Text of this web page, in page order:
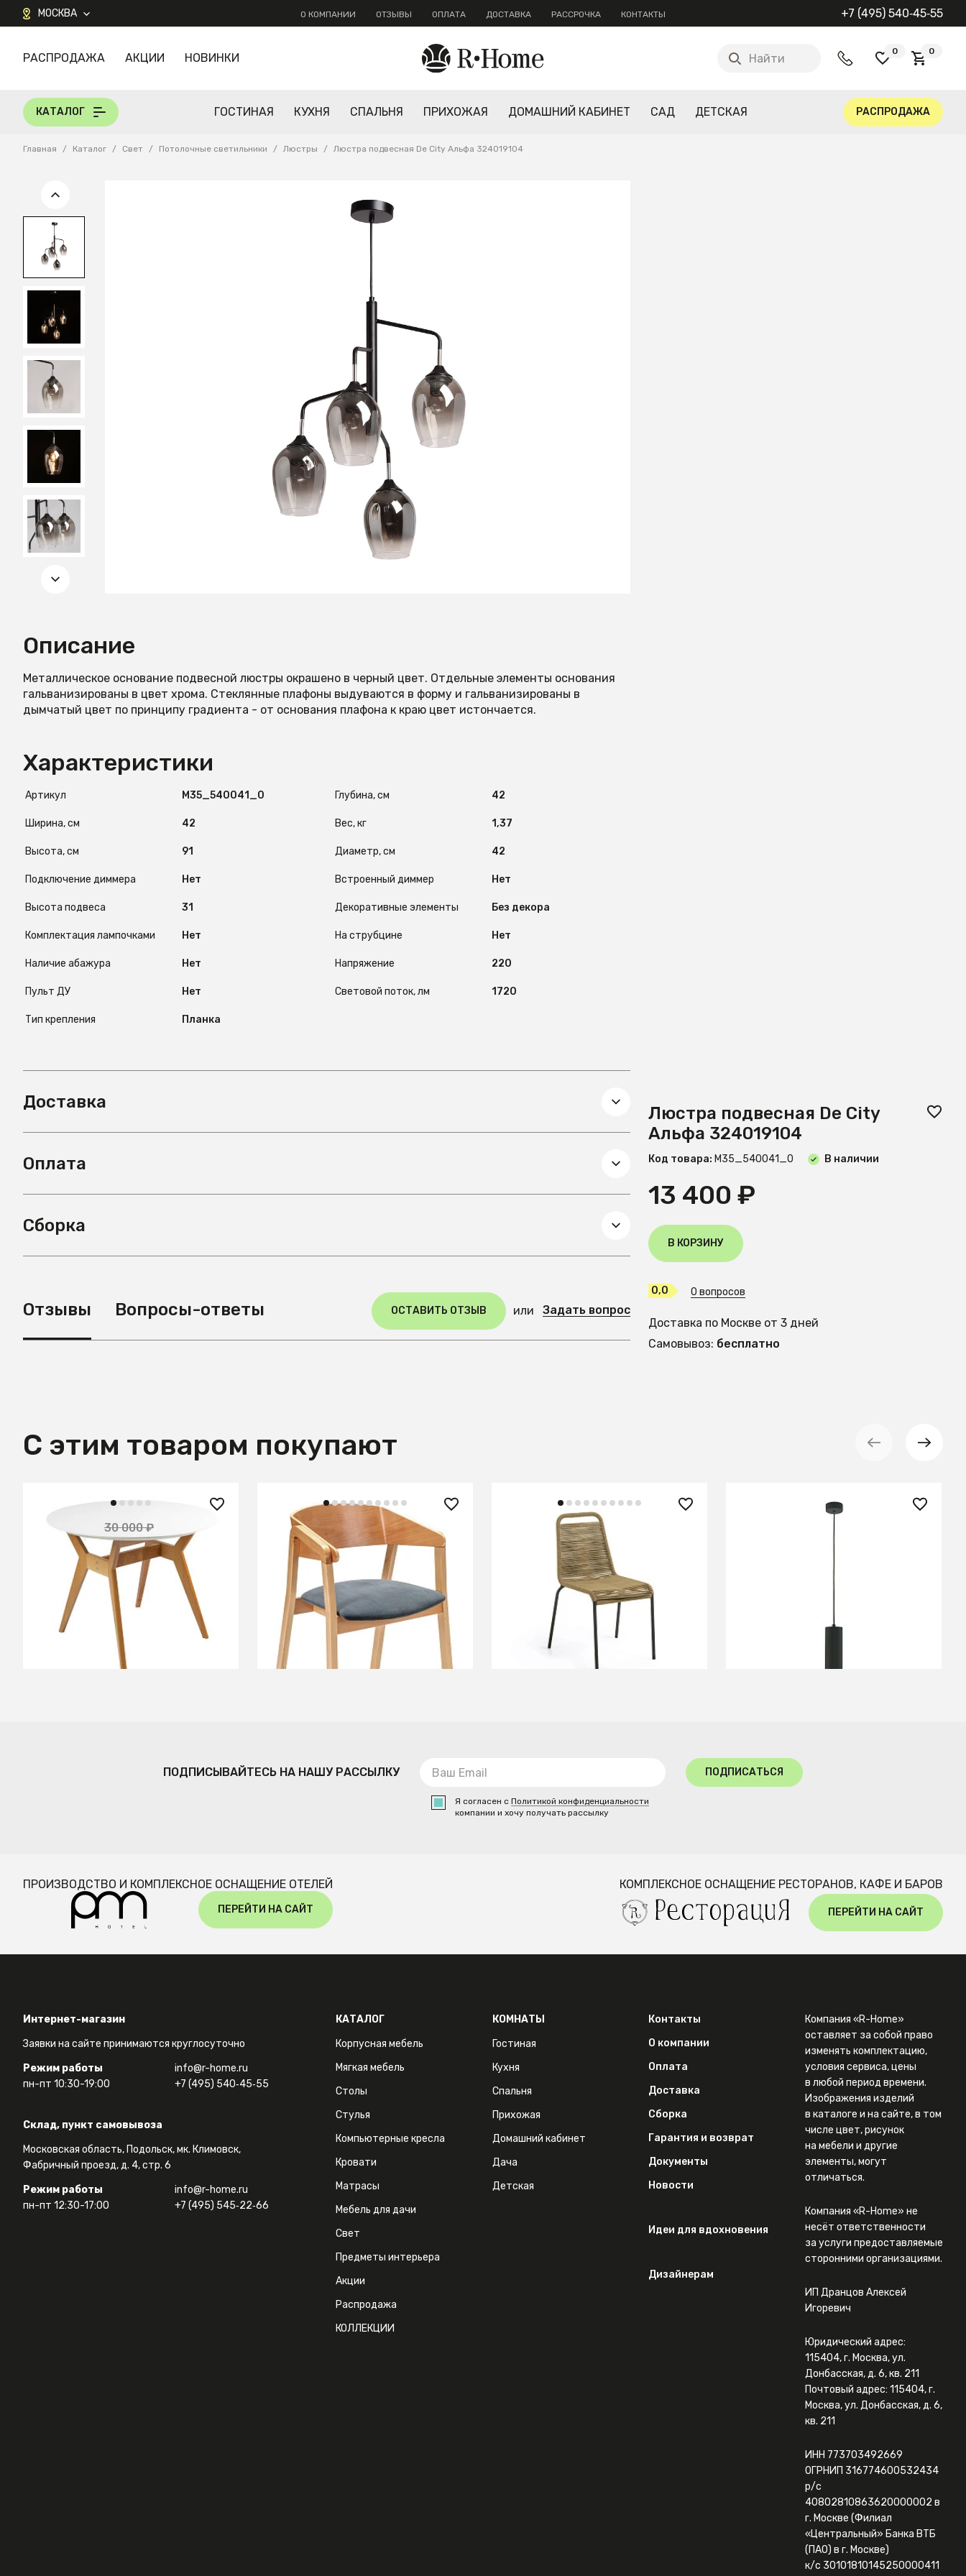
МОСКВА О КОМПАНИИ ОТЗЫВЫ ОПЛАТА ДОСТАВКА РАССРОЧКА КОНТАКТЫ +7 (495) 540‑45‑55
КАТАЛОГ
РАСПРОДАЖА АКЦИИ НОВИНКИ Найти
0 0
КАТАЛОГ ГОСТИНАЯ КУХНЯ СПАЛЬНЯ ПРИХОЖАЯ ДОМАШНИЙ КАБИНЕТ САД ДЕТСКАЯ РАСПРОДАЖА
Главная / Каталог / Свет / Потолочные светильники / Люстры / Люстра подвесная De City Альфа 324019104
Описание
Металлическое основание подвесной люстры окрашено в черный цвет. Отдельные элементы основания
гальванизированы в цвет хрома. Стеклянные плафоны выдуваются в форму и гальванизированы в
дымчатый цвет по принципу градиента - от основания плафона к краю цвет истончается.
Характеристики
Артикул М35_540041_0
Ширина, см 42
Высота, см 91
Подключение диммера Нет
Высота подвеса 31
Комплектация лампочками Нет
Наличие абажура Нет
Пульт ДУ Нет
Тип крепления Планка
Глубина, см 42
Вес, кг 1,37
Диаметр, см 42
Встроенный диммер Нет
Декоративные элементы Без декора
На струбцине Нет
Напряжение 220
Световой поток, лм 1720
Доставка
Оплата
Сборка
Отзывы Вопросы-ответы ОСТАВИТЬ ОТЗЫВ или Задать вопрос
Люстра подвесная De City
Альфа 324019104
Код товара: М35_540041_0 В наличии
13 400 ₽
В КОРЗИНУ
0,0 0 вопросов
Доставка по Москве от 3 дней
Самовывоз: бесплатно
С этим товаром покупают
12 100 ₽ 30 000 ₽
Стол Нарвик круглый д.860
В КОРЗИНУ
22 600 ₽
Кресло Dalia Grey/Натур
В КОРЗИНУ
23 990 ₽
Стул Glenville бежевый
В КОРЗИНУ
ПОДПИСЫВАЙТЕСЬ НА НАШУ РАССЫЛКУ
Я согласен с Политикой конфиденциальности
компании и хочу получать рассылку
ПОДПИСАТЬСЯ
ПРОИЗВОДСТВО И КОМПЛЕКСНОЕ ОСНАЩЕНИЕ ОТЕЛЕЙ
ПЕРЕЙТИ НА САЙТ
КОМПЛЕКСНОЕ ОСНАЩЕНИЕ РЕСТОРАНОВ, КАФЕ И БАРОВ
ПЕРЕЙТИ НА САЙТ
Интернет-магазин
Заявки на сайте принимаются круглосуточно
Режим работы
пн-пт 10:30-19:00
info@r-home.ru
+7 (495) 540‑45‑55
Склад, пункт самовывоза
Московская область, Подольск, мк. Климовск,
Фабричный проезд, д. 4, стр. 6
Режим работы
пн-пт 12:30-17:00
info@r-home.ru
+7 (495) 545‑22‑66
КАТАЛОГ
Корпусная мебель
Мягкая мебель
Столы
Стулья
Компьютерные кресла
Кровати
Матрасы
Мебель для дачи
Свет
Предметы интерьера
Акции
Распродажа
КОЛЛЕКЦИИ
КОМНАТЫ
Гостиная
Кухня
Спальня
Прихожая
Домашний кабинет
Дача
Детская
Контакты
О компании
Оплата
Доставка
Сборка
Гарантия и возврат
Документы
Новости
Идеи для вдохновения
Дизайнерам
Компания «R-Home»
оставляет за собой право
изменять комплектацию,
условия сервиса, цены
в любой период времени.
Изображения изделий
в каталоге и на сайте, в том
числе цвет, рисунок
на мебели и другие
элементы, могут
отличаться.
Компания «R-Home» не
несёт ответственности
за услуги предоставляемые
сторонними организациями.
ИП Дранцов Алексей
Игоревич
Юридический адрес:
115404, г. Москва, ул.
Донбасская, д. 6, кв. 211
Почтовый адрес: 115404, г.
Москва, ул. Донбасская, д. 6,
кв. 211
ИНН 773703492669
ОГРНИП 316774600532434
р/с
40802810863620000002 в
г. Москве (Филиал
«Центральный» Банка ВТБ
(ПАО) в г. Москве)
к/с 30101810145250000411